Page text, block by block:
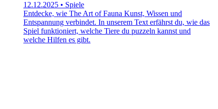
12.12.2025 • Spiele
Entdecke, wie The Art of Fauna Kunst, Wissen und
Entspannung verbindet. In unserem Text erfährst du, wie das
Spiel funktioniert, welche Tiere du puzzeln kannst und
welche Hilfen es gibt.